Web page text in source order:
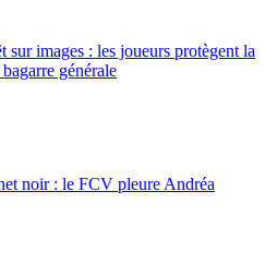
sur images : les joueurs protègent la
générale
noir : le FCV pleure Andréa